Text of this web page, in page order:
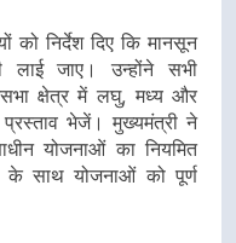
को निर्देश दिए कि मानसून
लाई जाए। उन्होंने सभी
क्षेत्र में लघु, मध्य और
प्रस्ताव भेजें। मुख्यमंत्री ने
योजनाओं का नियमित
के साथ योजनाओं को पूर्ण